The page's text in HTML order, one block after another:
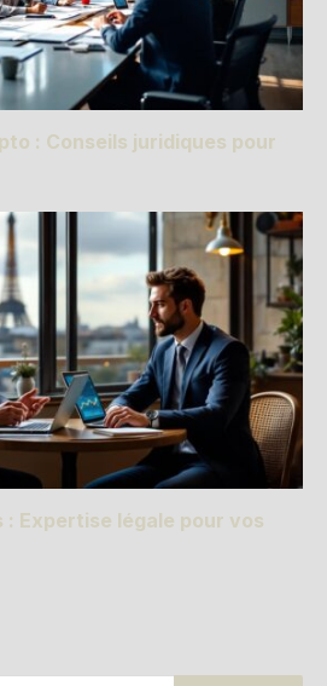
: Conseils juridiques pour
Expertise légale pour vos